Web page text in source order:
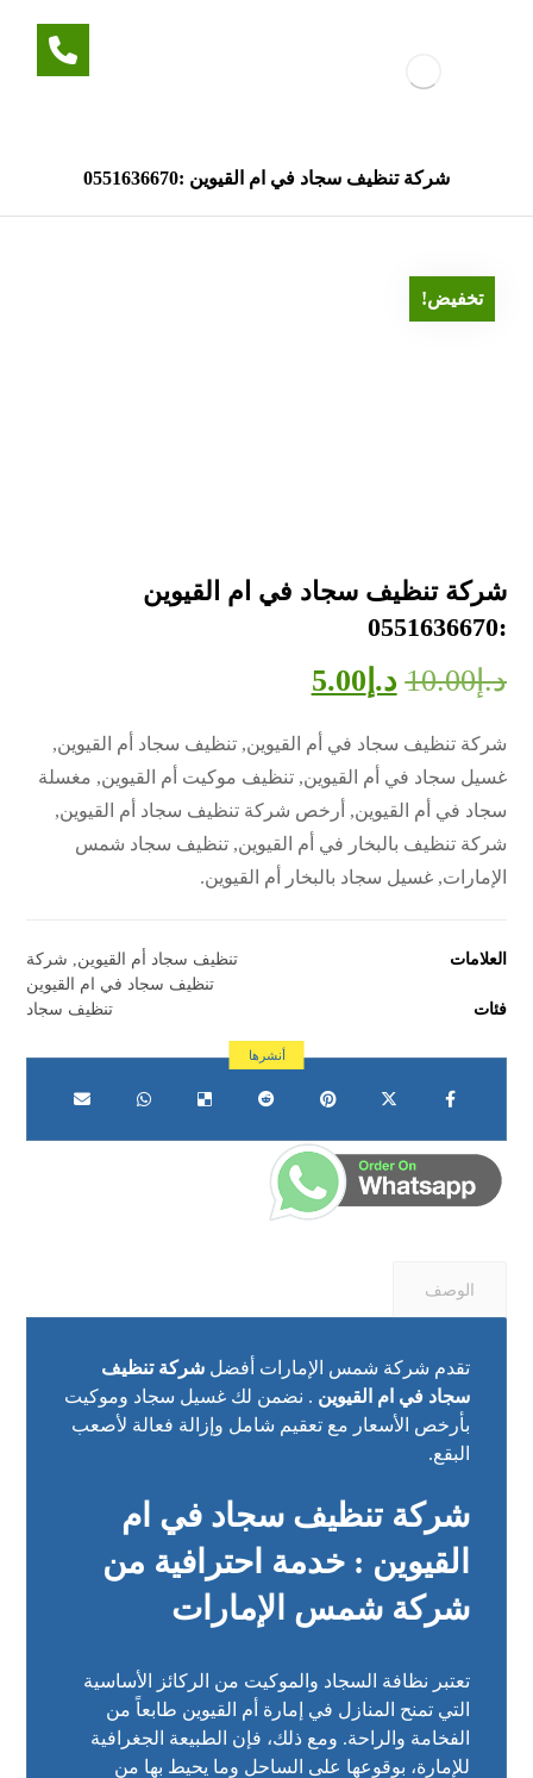
شركة تنظيف سجاد في ام القيوين :0551636670
تخفيض!
شركة تنظيف سجاد في ام القيوين
:0551636670
د.إ10.00 د.إ 5.00
شركة تنظيف سجاد في أم القيوين, تنظيف سجاد أم القيوين,
غسيل سجاد في أم القيوين, تنظيف موكيت أم القيوين, مغسلة
سجاد في أم القيوين, أرخص شركة تنظيف سجاد أم القيوين,
شركة تنظيف بالبخار في أم القيوين, تنظيف سجاد شمس
الإمارات, غسيل سجاد بالبخار أم القيوين.
العلامات تنظيف سجاد أم القيوين
شركة
تنظيف سجاد في ام القيوين
فئات
تنظيف سجاد
الوصف
تقدم شركة شمس الإمارات أفضلشركة تنظيف
سجاد في ام القيوين . نضمن لك غسيل سجاد وموكيت
بأرخص الأسعار مع تعقيم شامل وإزالة فعالة لأصعب
البقع.
شركة تنظيف سجاد في ام
القيوين : خدمة احترافية من
شركة شمس الإمارات
تعتبر نظافة السجاد والموكيت من الركائز الأساسية
التي تمنح المنازل في إمارة أم القيوين طابعاً من
الفخامة والراحة. ومع ذلك، فإن الطبيعة الجغرافية
للإمارة، بوقوعها على الساحل وما يحيط بها من